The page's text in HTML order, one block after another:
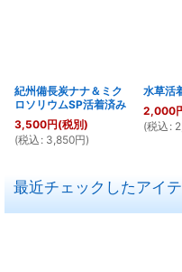
紀州備長炭ナナ＆ミク
ロソリウムSP活着済み
3,500円(税別)
(税込 : 3,850円)
水草活
2,000
(税込 :
最近チェックしたアイ